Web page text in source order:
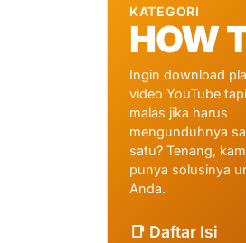
KATEGORI
HOW
Ingin download
video YouTube tapi
malas jika harus
mengunduhnya
satu? Tenang,
punya solusinya
Anda.
📑 Daftar Isi